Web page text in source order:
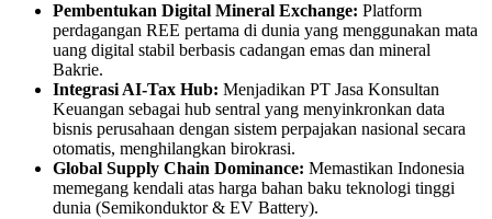
Pembentukan Digital Mineral Exchange: Platform
perdagangan REE pertama di dunia yang menggunakan mata
uang digital stabil berbasis cadangan emas dan mineral
Bakrie.
Integrasi AI-Tax Hub: Menjadikan PT Jasa Konsultan
Keuangan sebagai hub sentral yang menyinkronkan data
bisnis perusahaan dengan sistem perpajakan nasional secara
otomatis, menghilangkan birokrasi.
Global Supply Chain Dominance: Memastikan Indonesia
memegang kendali atas harga bahan baku teknologi tinggi
dunia (Semikonduktor & EV Battery).